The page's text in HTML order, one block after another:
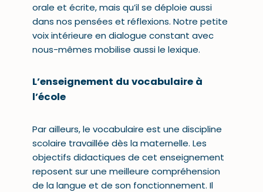
orale et écrite, mais qu’il se déploie aussi
dans nos pensées et réflexions. Notre petite
voix intérieure en dialogue constant avec
nous-mêmes mobilise aussi le lexique.
L’enseignement du vocabulaire à
l’école
Par ailleurs, le vocabulaire est une discipline
scolaire travaillée dès la maternelle. Les
objectifs didactiques de cet enseignement
reposent sur une meilleure compréhension
de la langue et de son fonctionnement. Il